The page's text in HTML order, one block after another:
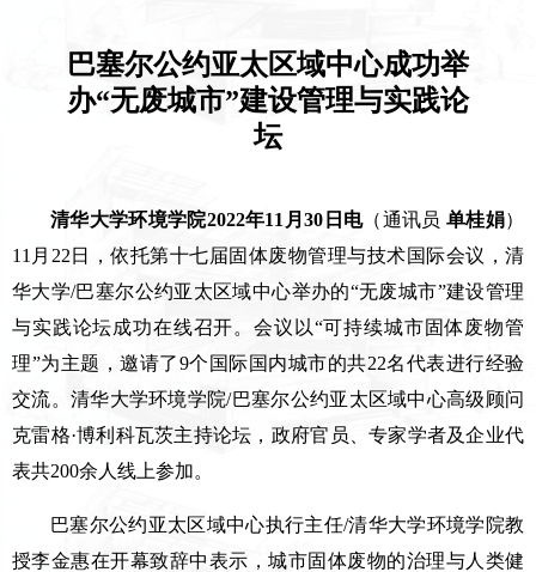
巴塞尔公约亚太区域中心成功举
办“无废城市”建设管理与实践论
坛
清华大学环境学院2022年11月30日电（通讯员 单桂娟）
11月22日，依托第十七届固体废物管理与技术国际会议，清
华大学/巴塞尔公约亚太区域中心举办的“无废城市”建设管理
与实践论坛成功在线召开。会议以“可持续城市固体废物管
理”为主题，邀请了9个国际国内城市的共22名代表进行经验
交流。清华大学环境学院/巴塞尔公约亚太区域中心高级顾问
克雷格·博利科瓦茨主持论坛，政府官员、专家学者及企业代
表共200余人线上参加。
巴塞尔公约亚太区域中心执行主任/清华大学环境学院教
授李金惠在开幕致辞中表示，城市固体废物的治理与人类健